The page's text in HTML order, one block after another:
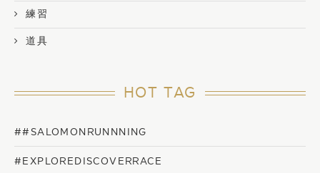
練習
道具
HOT TAG
##SALOMONRUNNNING
#EXPLOREDISCOVERRACE